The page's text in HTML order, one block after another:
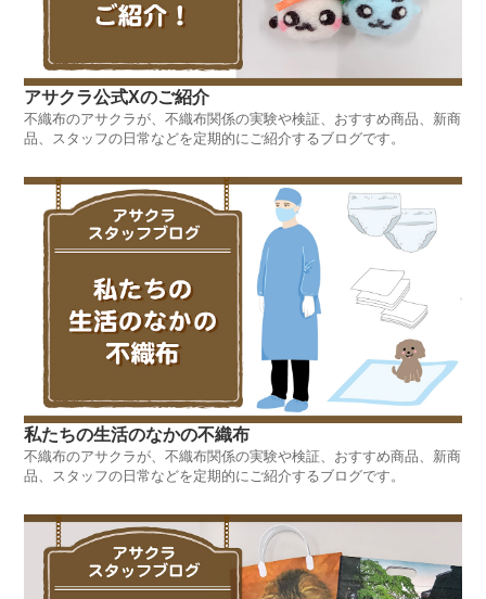
アサクラ公式Xのご紹介
不織布のアサクラが、不織布関係の実験や検証、おすすめ商品、新商
品、スタッフの日常などを定期的にご紹介するブログです。
私たちの生活のなかの不織布
不織布のアサクラが、不織布関係の実験や検証、おすすめ商品、新商
品、スタッフの日常などを定期的にご紹介するブログです。